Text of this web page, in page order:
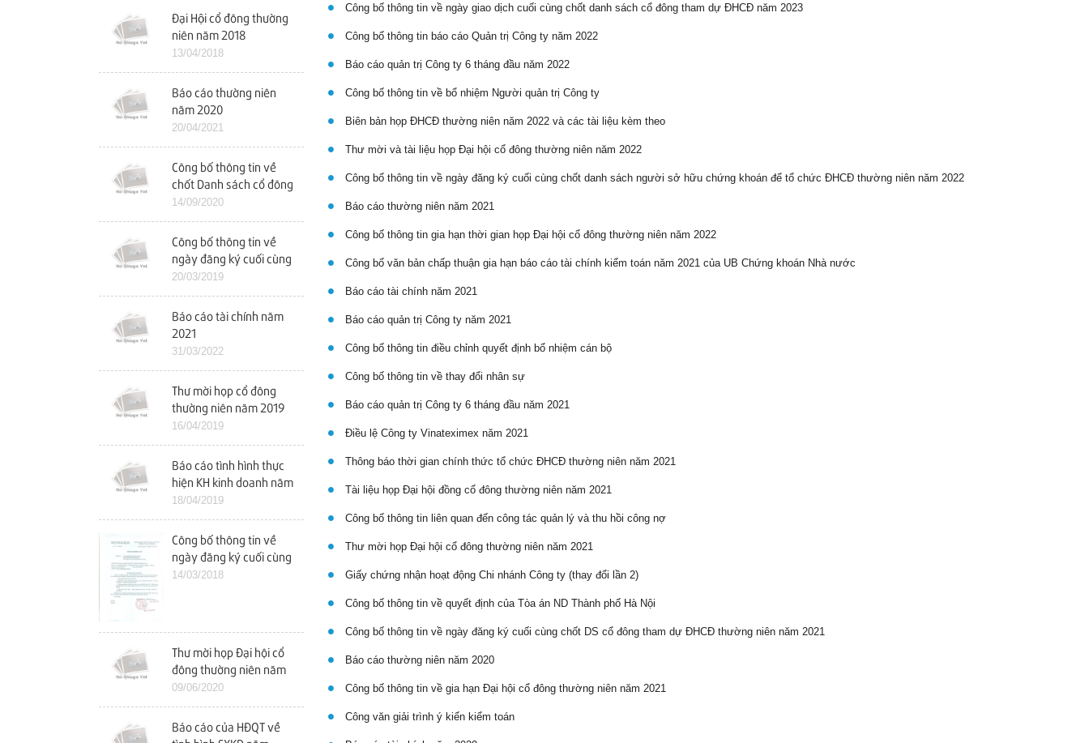
Đại Hội cổ đông thường
niên năm 2018
13/04/2018
Báo cáo thường niên
năm 2020
20/04/2021
Công bố thông tin về
chốt Danh sách cổ đông
để tổ chức ĐHCĐ bất
thường
14/09/2020
Công bố thông tin về
ngày đăng ký cuối cùng
chốt danh sách cổ đông
dự ĐHCĐ năm 2019
20/03/2019
Báo cáo tài chính năm
2021
31/03/2022
Thư mời họp cổ đông
thường niên năm 2019
16/04/2019
Báo cáo tình hình thực
hiện KH kinh doanh năm
2018 và KH kinh doanh
năm 2019
18/04/2019
Công bố thông tin về
ngày đăng ký cuối cùng
tham dự ĐHCĐ năm
14/03/2018
Thư mời họp Đại hội cổ
đông thường niên năm
2020
09/06/2020
Báo cáo của HĐQT về
Công bố thông tin về ngày giao dịch cuối cùng chốt danh sách cổ đông tham dự ĐHCĐ năm 2023
Công bố thông tin báo cáo Quản trị Công ty năm 2022
Báo cáo quản trị Công ty 6 tháng đầu năm 2022
Công bố thông tin về bổ nhiệm Người quản trị Công ty
Biên bản họp ĐHCĐ thường niên năm 2022 và các tài liệu kèm theo
Thư mời và tài liệu họp Đại hội cổ đông thường niên năm 2022
Công bố thông tin về ngày đăng ký cuối cùng chốt danh sách người sở hữu chứng khoán để tổ chức ĐHCĐ thường niên năm 2022
Báo cáo thường niên năm 2021
Công bố thông tin gia hạn thời gian họp Đại hội cổ đông thường niên năm 2022
Công bố văn bản chấp thuận gia hạn báo cáo tài chính kiểm toán năm 2021 của UB Chứng khoán Nhà nước
Báo cáo tài chính năm 2021
Báo cáo quản trị Công ty năm 2021
Công bố thông tin điều chỉnh quyết định bổ nhiệm cán bộ
Công bố thông tin về thay đổi nhân sự
Báo cáo quản trị Công ty 6 tháng đầu năm 2021
Điều lệ Công ty Vinateximex năm 2021
Thông báo thời gian chính thức tổ chức ĐHCĐ thường niên năm 2021
Tài liệu họp Đại hội đồng cổ đông thường niên năm 2021
Công bố thông tin liên quan đến công tác quản lý và thu hồi công nợ
Thư mời họp Đại hội cổ đông thường niên năm 2021
Giấy chứng nhận hoạt động Chi nhánh Công ty (thay đổi lần 2)
Công bố thông tin về quyết định của Tòa án ND Thành phố Hà Nội
Công bố thông tin về ngày đăng ký cuối cùng chốt DS cổ đông tham dự ĐHCĐ thường niên năm 2021
Báo cáo thường niên năm 2020
Công bố thông tin về gia hạn Đại hội cổ đông thường niên năm 2021
Công văn giải trình ý kiến kiểm toán